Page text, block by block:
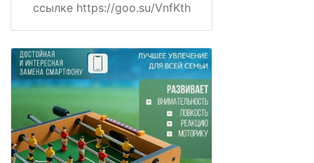
ссылке https://goo.su/VnfKth